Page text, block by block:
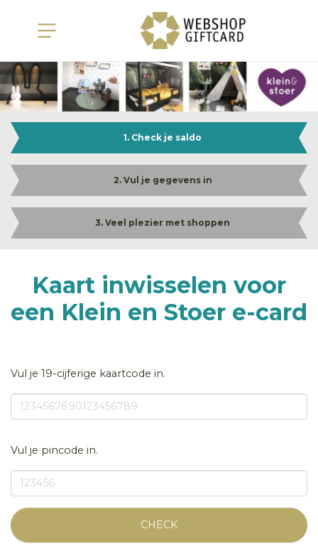
1. Check je saldo
2. Vul je gegevens in
3. Veel plezier met shoppen
Kaart inwisselen voor
een Klein en Stoer e-card
Vul je 19-cijferige kaartcode in.
Vul je pincode in.
CHECK